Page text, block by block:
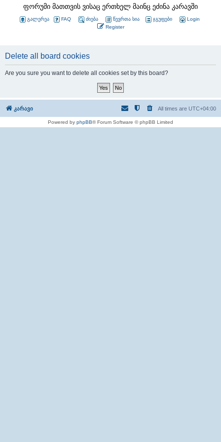
ფორუმი მათთვის ვისაც ერთხელ მაინც ეძინა კარავში
გალერეა FAQ ძიება წევრთა სია ჯგუფები
Login
Register
Delete all board cookies
Are you sure you want to delete all cookies set by this board?
კარავი All times are UTC+04:00
Powered by phpBB® Forum Software © phpBB Limited